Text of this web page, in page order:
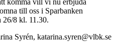
till oss i Sparbanken
26/8 kl. 11.30.
Syrén, katarina.syren@vlbk.se